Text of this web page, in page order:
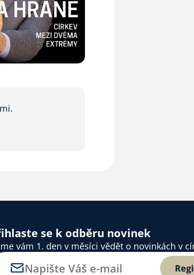
se k odběru novinek
vám 1. den v měsíci vědět o novinkách v